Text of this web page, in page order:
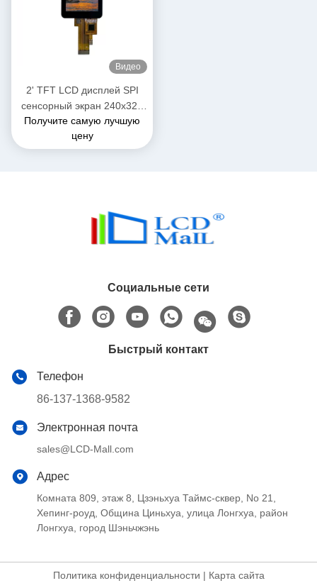
Видео
2' TFT LCD дисплей SPI
сенсорный экран 240x320
разрешение ST7789 SPI
интерфейс
Получите самую лучшую
цену
Социальные сети
Быстрый контакт
Телефон
86-137-1368-9582
Электронная почта
sales@LCD-Mall.com
Адрес
Комната 809, этаж 8, Цзэньхуа Таймс-сквер, No 21,
Хепинг-роуд, Община Циньхуа, улица Лонгхуа, район
Лонгхуа, город Шэньчжэнь
Политика конфиденциальности | Карта сайта